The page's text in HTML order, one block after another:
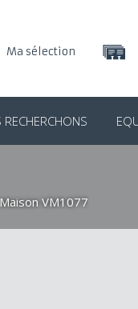
Ma sélection
VM1077